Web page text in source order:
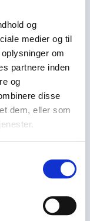
og
medier og til
om
partnere inden
og
disse
dem, eller som
et værksted,
dit. Vi
og
Vores